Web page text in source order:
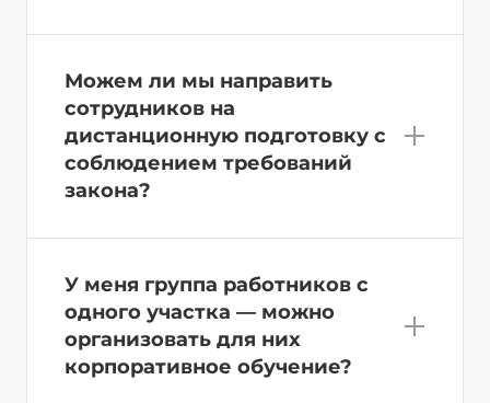
Можем ли мы направить
сотрудников на
дистанционную подготовку с
соблюдением требований
закона?
У меня группа работников с
одного участка — можно
организовать для них
корпоративное обучение?